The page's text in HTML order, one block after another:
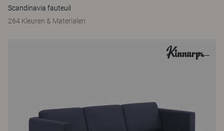
Scandinavia fauteuil
264 Kleuren & Materialen